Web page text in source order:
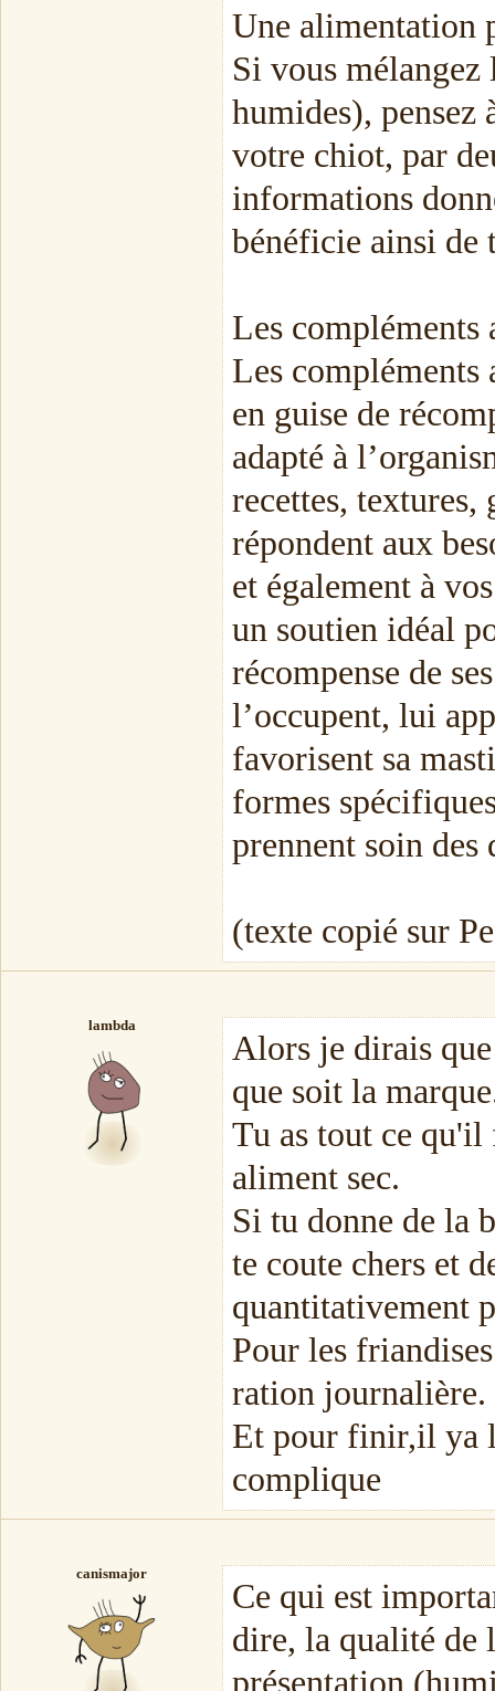
Une alimentation
Si vous mélangez
humides), pensez
votre chiot, par
informations
bénéficie ainsi de
Les
Les compléments
en guise de
adapté à
recettes,
répondent aux
et également à
un soutien idéal
récompense de
l’occupent, lui
favorisent sa
formes
prennent soin des
(texte copié sur
lambda
Alors je dirais
que soit la
Tu as tout ce qu'il
aliment sec.
Si tu donne de la
te coute chers et
quantitativement
Pour les
ration journalière.
Et pour finir,il ya
complique
canismajor
Ce qui est
dire, la qualité de
présentation